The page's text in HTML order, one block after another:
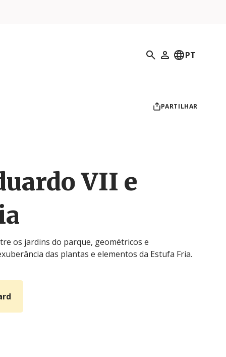
Pesquisar
O meu perfil
PT
PARTILHAR
VII e
os jardins do parque, geométricos e
das plantas e elementos da Estufa Fria.